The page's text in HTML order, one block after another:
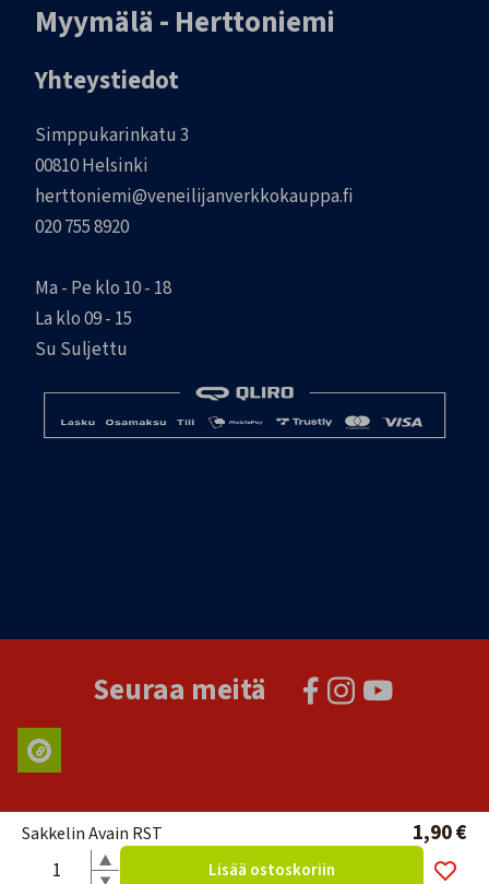
Sakkelin Avain RST 1,90 €
Lisää ostoskoriin
Myymälä - Herttoniemi
Yhteystiedot
Simppukarinkatu 3
00810 Helsinki
herttoniemi@veneilijanverkkokauppa.fi
020 755 8920
Ma - Pe klo 10 - 18
La klo 09 - 15
Su Suljettu
Seuraa meitä